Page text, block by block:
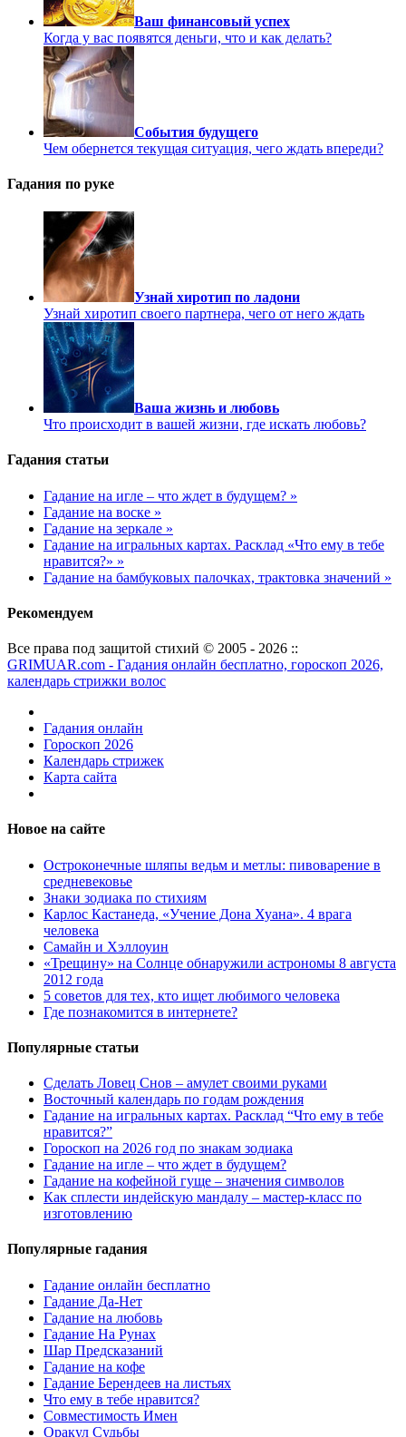
Ваш финансовый успех
Когда у вас появятся деньги, что и как делать?
События будущего
Чем обернется текущая ситуация, чего ждать впереди?
Гадания по руке
Узнай хиротип по ладони
Узнай хиротип своего партнера, чего от него ждать
Ваша жизнь и любовь
Что происходит в вашей жизни, где искать любовь?
Гадания статьи
Гадание на игле – что ждет в будущем? »
Гадание на воске »
Гадание на зеркале »
Гадание на игральных картах. Расклад «Что ему в тебе
нравится?» »
Гадание на бамбуковых палочках, трактовка значений »
Рекомендуем
Все права под защитой стихий © 2005 - 2026 ::
GRIMUAR.com - Гадания онлайн бесплатно, гороскоп 2026,
календарь стрижки волос
Гадания онлайн
Гороскоп 2026
Календарь стрижек
Карта сайта
Новое на сайте
Остроконечные шляпы ведьм и метлы: пивоварение в
средневековье
Знаки зодиака по стихиям
Карлос Кастанеда, «Учение Дона Хуана». 4 врага
человека
Самайн и Хэллоуин
«Трещину» на Солнце обнаружили астрономы 8 августа
2012 года
5 советов для тех, кто ищет любимого человека
Где познакомится в интернете?
Популярные статьи
Сделать Ловец Снов – амулет своими руками
Восточный календарь по годам рождения
Гадание на игральных картах. Расклад “Что ему в тебе
нравится?”
Гороскоп на 2026 год по знакам зодиака
Гадание на игле – что ждет в будущем?
Гадание на кофейной гуще – значения символов
Как сплести индейскую мандалу – мастер-класс по
изготовлению
Популярные гадания
Гадание онлайн бесплатно
Гадание Да-Нет
Гадание на любовь
Гадание На Рунах
Шар Предсказаний
Гадание на кофе
Гадание Берендеев на листьях
Что ему в тебе нравится?
Совместимость Имен
Оракул Судьбы